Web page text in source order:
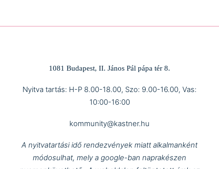
1081 Budapest, II. János Pál pápa tér 8.
Nyitva tartás: H-P 8.00-18.00, Szo: 9.00-16.00, Vas:
10:00-16:00
kommunity@kastner.hu
A nyitvatartási idő rendezvények miatt alkalmanként
módosulhat, mely a google-ban naprakészen